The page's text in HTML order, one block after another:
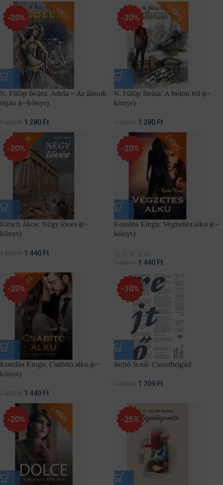
-20%
N. Fülöp Beáta: Adela – Az álmok
útján (e-könyv)
1 280 Ft
-20%
N. Fülöp Beáta: A hídon túl (e-
könyv)
1 280 Ft
-20%
Kirsch Ákos: Négy lövés (e-
könyv)
1 440 Ft
-20%
Komlós Kinga: Végzetes alku (e-
könyv)
1 440 Ft
-20%
Komlós Kinga: Csábító alku (e-
könyv)
1 440 Ft
-10%
Rejtő Jenő: Csontbrigád
1 709 Ft
-20% -25%